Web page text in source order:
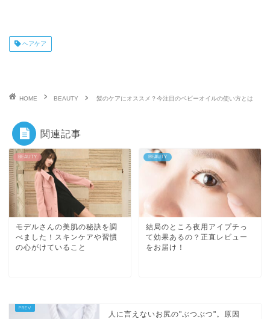
ヘアケア
HOME BEAUTY 髪のケアにオススメ？今注目のベビーオイルの使い方とは
関連記事
BEAUTY
モデルさんの美肌の秘訣を調
べました！スキンケアや習慣
の心がけていること
BEAUTY
結局のところ夜用アイプチっ
て効果あるの？正直レビュー
をお届け！
人に言えないお尻の"ぶつぶつ"。原因